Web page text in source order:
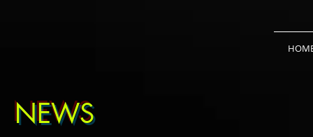
NEWS